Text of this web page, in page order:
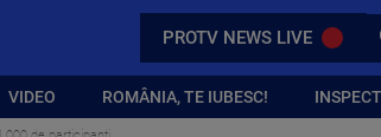
PROTV NEWS LIVE
VIDEO ROMÂNIA, TE IUBESC!